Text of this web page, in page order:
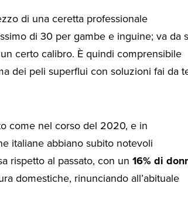
di una ceretta professionale
di 30 per gambe e inguine; va da
certo calibro. È quindi comprensibile
dei peli superflui con soluzioni fai da
come nel corso del 2020, e in
italiane abbiano subito notevoli
rispetto al passato, con un 16% di
domestiche, rinunciando all’abituale